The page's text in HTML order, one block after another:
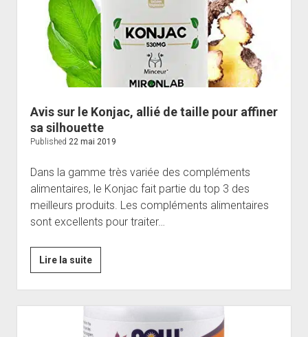
tout
!
Avis sur le Konjac, allié de taille pour affiner
sa silhouette
Published 22 mai 2019
Dans la gamme très variée des compléments
alimentaires, le Konjac fait partie du top 3 des
meilleurs produits. Les compléments alimentaires
sont excellents pour traiter…
Lire la suiteAvis
sur
le
Konjac,